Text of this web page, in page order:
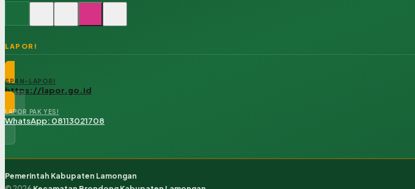
LAPOR!
SP4N-LAPOR!
https://lapor.go.id
LAPOR PAK YES!
WhatsApp: 08113021708
Pemerintah Kabupaten Lamongan